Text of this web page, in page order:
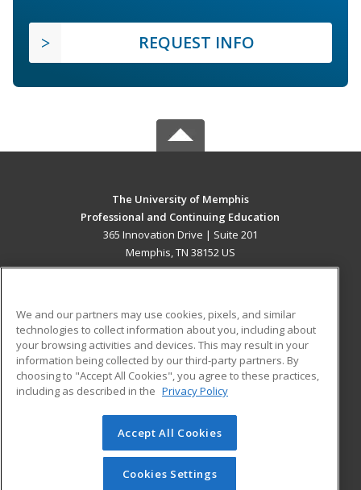
REQUEST INFO
The University of Memphis
Professional and Continuing Education
365 Innovation Drive | Suite 201
Memphis, TN 38152 US
ADDITIONAL RESOURCES
Military
Financial Assistance
Help
Student Blog
© 2026 ed2go, a division of Cengage Learning. All rights
reserved. The material on this site cannot be reproduced or
redistributed unless you have obtained prior written
We and our partners may use cookies, pixels, and similar
technologies to collect information about you, including about
your browsing activities and devices. This may result in your
information being collected by our third-party partners. By
choosing to "Accept All Cookies", you agree to these practices,
including as described in the Privacy Policy
Accept All Cookies
Cookies Settings